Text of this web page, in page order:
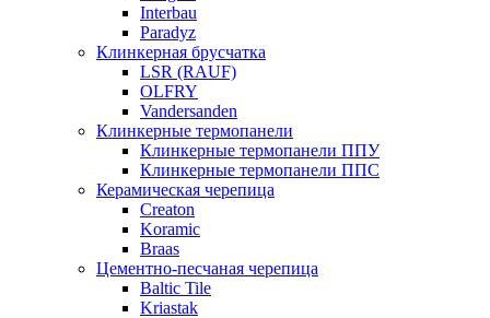
Interbau
Paradyz
Клинкерная брусчатка
LSR (RAUF)
OLFRY
Vandersanden
Клинкерные термопанели
Клинкерные термопанели ППУ
Клинкерные термопанели ППC
Керамическая черепица
Creaton
Koramic
Braas
Цементно-песчаная черепица
Baltic Tile
Kriastak